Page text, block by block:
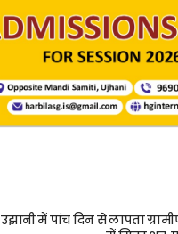
उझानी में पांच दिन से लापता